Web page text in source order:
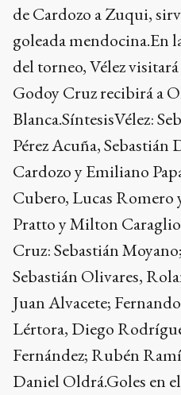
de Cardozo a Zuqui,
goleada mendocina.En
del torneo, Vélez
Godoy Cruz recibirá a
Blanca.SíntesisVélez:
Pérez Acuña,
Cardozo y Emiliano
Cubero, Lucas Romero
Pratto y Milton
Cruz: Sebastián
Sebastián Olivares,
Juan Alvacete;
Lértora, Diego
Fernández; Rubén
Daniel Oldrá.Goles en